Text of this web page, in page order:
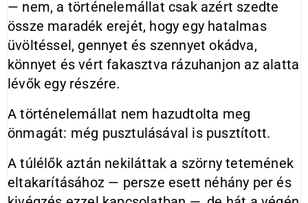
— nem, a történelemállat csak azért szedte
össze maradék erejét, hogy egy hatalmas
üvöltéssel, gennyet és szennyet okádva,
könnyet és vért fakasztva rázuhanjon az alatta
lévők egy részére.
A történelemállat nem hazudtolta meg
önmagát: még pusztulásával is pusztított.
A túlélők aztán nekiláttak a szörny tetemének
eltakarításához — persze esett néhány per és